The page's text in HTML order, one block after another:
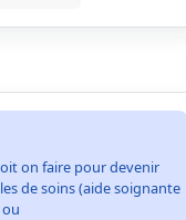
on faire pour devenir
de soins (aide soignante
ou